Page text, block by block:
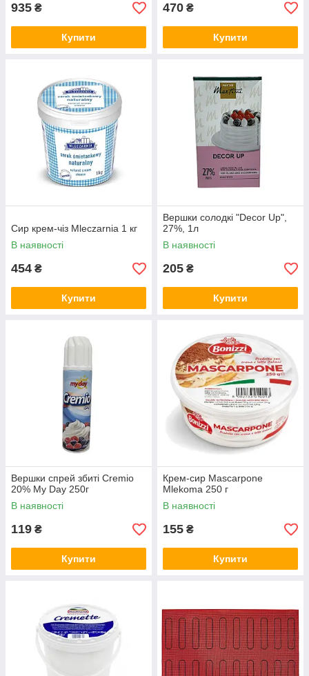
935 ₴
Купити
470 ₴
Купити
Сир крем-чіз Mleczarnia 1 кг
В наявності
454 ₴
Купити
Вершки солодкі "Decor Up",
27%, 1л
В наявності
205 ₴
Купити
Вершки спрей збиті Cremio
20% My Day 250г
В наявності
119 ₴
Купити
Крем-сир Mascarpone
Mlekoma 250 г
В наявності
155 ₴
Купити